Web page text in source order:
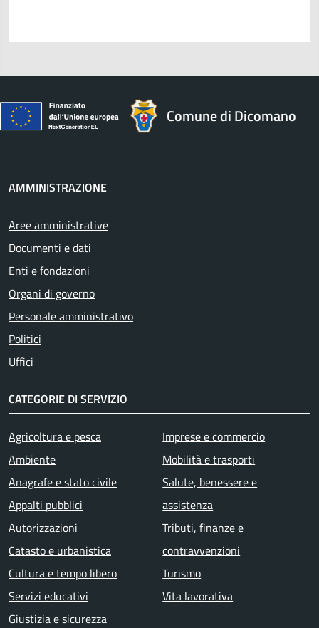
Comune di Dicomano
AMMINISTRAZIONE
Aree amministrative
Documenti e dati
Enti e fondazioni
Organi di governo
Personale amministrativo
Politici
Uffici
CATEGORIE DI SERVIZIO
Agricoltura e pesca
Ambiente
Anagrafe e stato civile
Appalti pubblici
Autorizzazioni
Catasto e urbanistica
Cultura e tempo libero
Servizi educativi
Giustizia e sicurezza
Imprese e commercio
Mobilità e trasporti
Salute, benessere e
assistenza
Tributi, finanze e
contravvenzioni
Turismo
Vita lavorativa